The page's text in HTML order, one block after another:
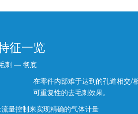
征一览
刺 — 彻底
在零件内部难于达到的孔道相交/
可重复性的去毛刺效果。
量控制来实现精确的气体计量